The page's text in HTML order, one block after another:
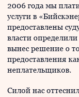
2006 года мы
услуги в
предоставлены
власти
вынес решение о
предоставления
неплательщиков.
Силой нас